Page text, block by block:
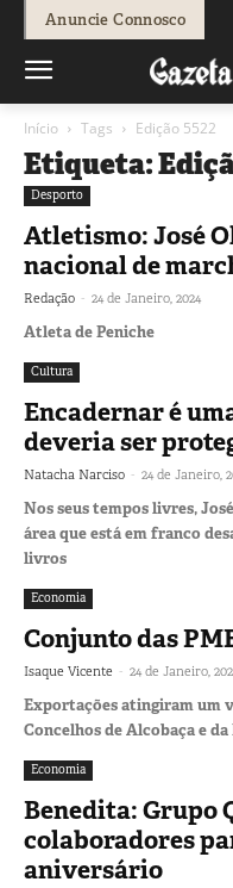
Anuncie Connosco
Início Tags Edição 5522
Etiqueta:
Desporto
Atletismo: José
nacional de
Redação - 24 de Janeiro, 2024
Atleta de Peniche
Cultura
Encadernar é
deveria ser
Natacha Narciso - 24 de Janeiro,
Nos seus tempos livres,
área que está em franco
livros
Economia
Conjunto das
Isaque Vicente - 24 de Janeiro,
Exportações atingiram um
Concelhos de Alcobaça e
Economia
Benedita: Grupo
colaboradores
aniversário